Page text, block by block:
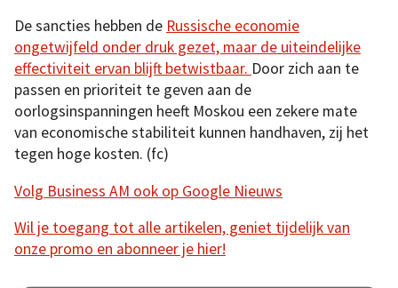
De sancties hebben de Russische economie
ongetwijfeld onder druk gezet, maar de uiteindelijke
effectiviteit ervan blijft betwistbaar. Door zich aan te
passen en prioriteit te geven aan de
oorlogsinspanningen heeft Moskou een zekere mate
van economische stabiliteit kunnen handhaven, zij het
tegen hoge kosten. (fc)
Volg Business AM ook op Google Nieuws
Wil je toegang tot alle artikelen, geniet tijdelijk van
onze promo en abonneer je hier!